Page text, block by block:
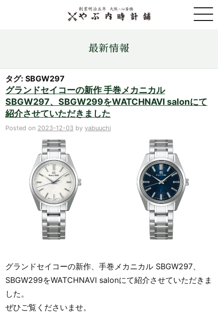
金・プラチナ・コイン売買
店舗情報
最新情報
ONLINE STORE
最新情報
タグ: SBGW297
グランドセイコーの新作 手巻メカニカル
SBGW297、SBGW299をWATCHNAVI salonにて
紹介させていただきました
Posted on 2023-12-03 byyabuuchi
グランドセイコーの新作、手巻メカニカル SBGW297、
SBGW299をWATCHNAVI salonにて紹介させていただきま
した。
ぜひご覧くださいませ。